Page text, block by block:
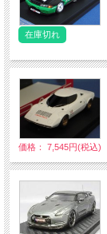
在庫切れ
価格： 7,545円(税込)